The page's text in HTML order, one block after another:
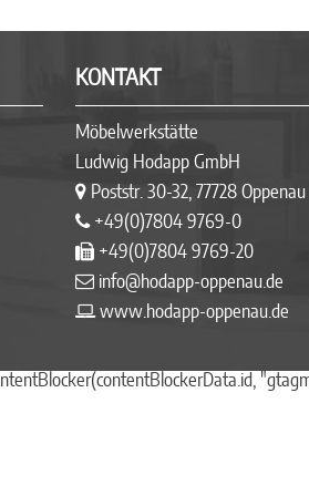
KONTAKT
Möbelwerkstätte
Ludwig Hodapp GmbH
Poststr. 30-32, 77728 Oppenau
+49(0)7804 9769-0
+49(0)7804 9769-20
info@hodapp-oppenau.de
www.hodapp-oppenau.de